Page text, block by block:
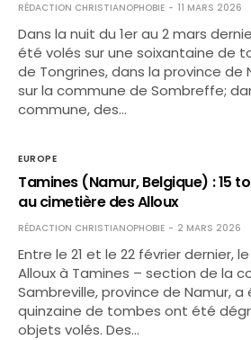
RÉDACTION CHRISTIANOPHOBIE 11 MARS 2026
Dans la nuit du 1er au 2 mars
été volés sur une soixantaine de
de Tongrines, dans la province de
sur la commune de Sombreffe;
commune, des…
EUROPE
Tamines (Namur, Belgique) : 15
au cimetière des Alloux
RÉDACTION CHRISTIANOPHOBIE 2 MARS 2026
Entre le 21 et le 22 février dernier,
Alloux à Tamines – section de la
Sambreville, province de Namur, a
quinzaine de tombes ont été
objets volés. Des…